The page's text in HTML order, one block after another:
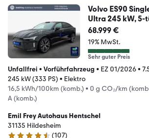
Volvo ES90
Ultra 245 kW, 5-
68.999 €
19% MwSt.
Sehr guter Preis
Unfallfrei • Vorführfahrzeug • EZ 01/2026•
245 kW (333 PS) • Elektro
16,5 kWh/100km (komb.) • 0 g CO₂/km
A (komb.)
Emil Frey Autohaus Hentschel
31135 Hildesheim
(107)